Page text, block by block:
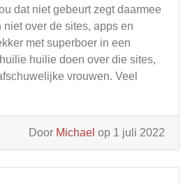
dat niet gebeurt zegt daarmee
over de sites, apps en
met superboer in een
huilie doen over die sites,
vrouwen. Veel
Door Michael op 1 juli 2022